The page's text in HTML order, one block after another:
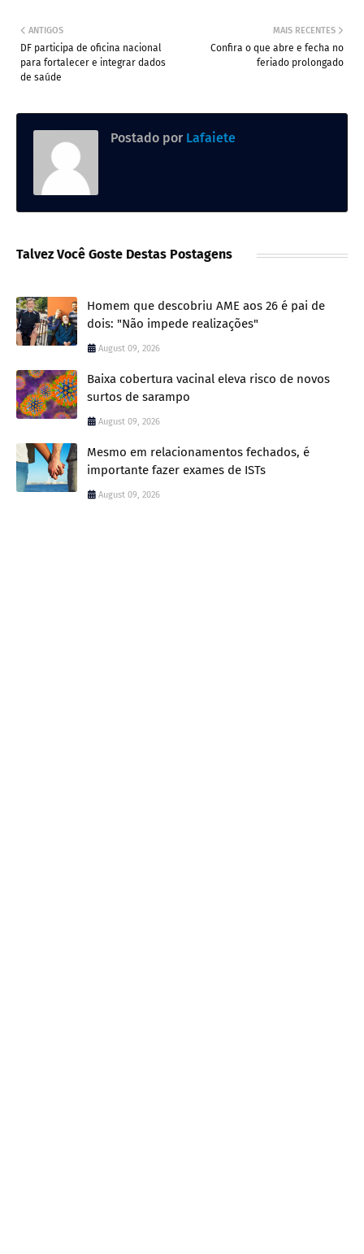
MAIS RECENTES
Confira o que abre e fecha no
feriado prolongado
ANTIGOS
DF participa de oficina nacional
para fortalecer e integrar dados
de saúde
Postado por Lafaiete
Talvez Você Goste Destas Postagens
Homem que descobriu AME aos 26 é pai de
dois: "Não impede realizações"
August 09, 2026
Baixa cobertura vacinal eleva risco de novos
surtos de sarampo
August 09, 2026
Mesmo em relacionamentos fechados, é
importante fazer exames de ISTs
August 09, 2026